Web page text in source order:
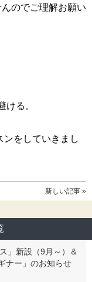
のでご理解お願い
ける。
ンをしていきまし
新しい記事 »
ス」新設（9月～）＆
ナー」のお知らせ